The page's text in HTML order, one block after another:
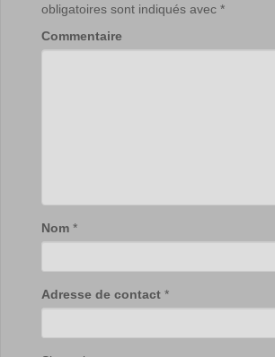
obligatoires sont indiqués avec *
Commentaire
Nom *
Adresse de contact *